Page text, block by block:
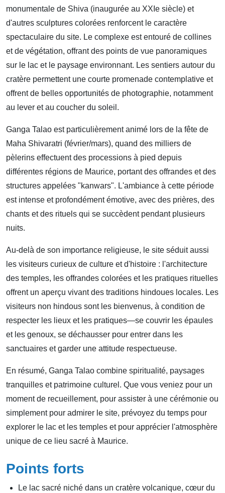
monumentale de Shiva (inaugurée au XXIe siècle) et
d'autres sculptures colorées renforcent le caractère
spectaculaire du site. Le complexe est entouré de collines
et de végétation, offrant des points de vue panoramiques
sur le lac et le paysage environnant. Les sentiers autour du
cratère permettent une courte promenade contemplative et
offrent de belles opportunités de photographie, notamment
au lever et au coucher du soleil.
Ganga Talao est particulièrement animé lors de la fête de
Maha Shivaratri (février/mars), quand des milliers de
pèlerins effectuent des processions à pied depuis
différentes régions de Maurice, portant des offrandes et des
structures appelées "kanwars". L'ambiance à cette période
est intense et profondément émotive, avec des prières, des
chants et des rituels qui se succèdent pendant plusieurs
nuits.
Au-delà de son importance religieuse, le site séduit aussi
les visiteurs curieux de culture et d'histoire : l'architecture
des temples, les offrandes colorées et les pratiques rituelles
offrent un aperçu vivant des traditions hindoues locales. Les
visiteurs non hindous sont les bienvenus, à condition de
respecter les lieux et les pratiques—se couvrir les épaules
et les genoux, se déchausser pour entrer dans les
sanctuaires et garder une attitude respectueuse.
En résumé, Ganga Talao combine spiritualité, paysages
tranquilles et patrimoine culturel. Que vous veniez pour un
moment de recueillement, pour assister à une cérémonie ou
simplement pour admirer le site, prévoyez du temps pour
explorer le lac et les temples et pour apprécier l'atmosphère
unique de ce lieu sacré à Maurice.
Points forts
Le lac sacré niché dans un cratère volcanique, cœur du